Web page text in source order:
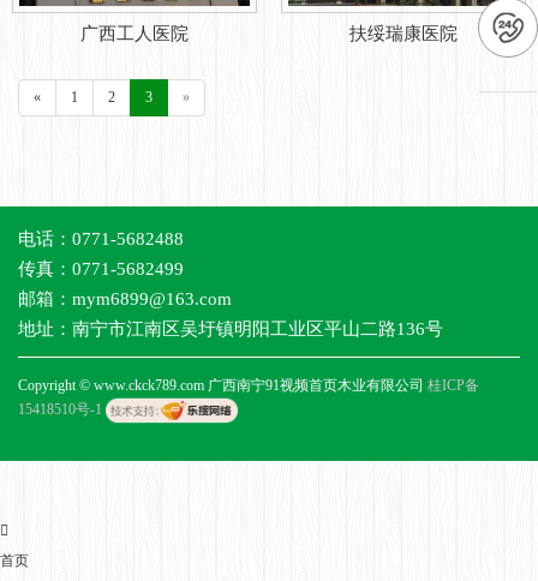
广西工人医院 扶绥瑞康医院
« 1 2 3 »
电话：0771-5682488
传真：0771-5682499
邮箱：mym6899@163.com
地址：南宁市江南区吴圩镇明阳工业区平山二路136号
Copyright © www.ckck789.com 广西南宁91视频首页木业有限公司 桂ICP备
15418510号-1
首页